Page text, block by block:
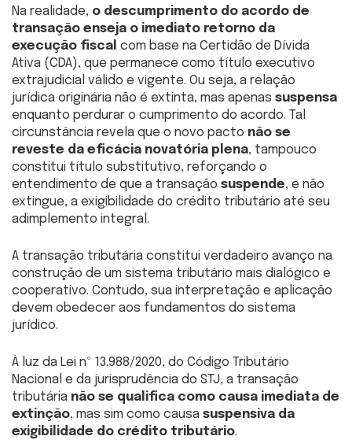
Na realidade, o descumprimento do acordo de
transação enseja o imediato retorno da
execução fiscal com base na Certidão de Dívida
Ativa (CDA), que permanece como título executivo
extrajudicial válido e vigente. Ou seja, a relação
jurídica originária não é extinta, mas apenas suspensa
enquanto perdurar o cumprimento do acordo. Tal
circunstância revela que o novo pacto não se
reveste da eficácia novatória plena, tampouco
constitui título substitutivo, reforçando o
entendimento de que a transação suspende, e não
extingue, a exigibilidade do crédito tributário até seu
adimplemento integral.
A transação tributária constitui verdadeiro avanço na
construção de um sistema tributário mais dialógico e
cooperativo. Contudo, sua interpretação e aplicação
devem obedecer aos fundamentos do sistema
jurídico.
À luz da Lei nº 13.988/2020, do Código Tributário
Nacional e da jurisprudência do STJ, a transação
tributária não se qualifica como causa imediata de
extinção, mas sim como causa suspensiva da
exigibilidade do crédito tributário.